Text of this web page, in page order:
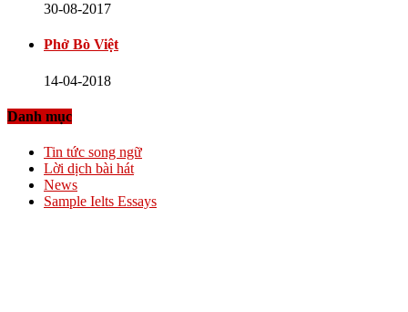
30-08-2017
Phở Bò Việt
14-04-2018
Danh mục
Tin tức song ngữ
Lời dịch bài hát
News
Sample Ielts Essays